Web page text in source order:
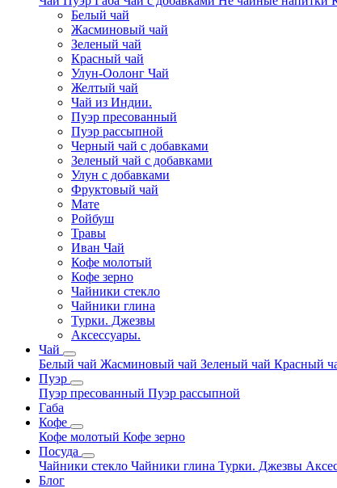
Белый чай
Жасминовый чай
Зеленый чай
Красный чай
Улун-Оолонг Чай
Желтый чай
Чай из Индии.
Пуэр пресованный
Пуэр рассыпной
Черный чай с добавками
Зеленый чай с добавками
Улун с добавками
Фруктовый чай
Мате
Ройбуш
Травы
Иван Чай
Кофе молотый
Кофе зерно
Чайники стекло
Чайники глина
Турки. Джезвы
Аксессуары.
Чай
Белый чай Жасминовый чай Зеленый чай Красный
Пуэр
Пуэр пресованный Пуэр рассыпной
Габа
Кофе
Кофе молотый Кофе зерно
Посуда
Чайники стекло Чайники глина Турки. Джезвы
Блог